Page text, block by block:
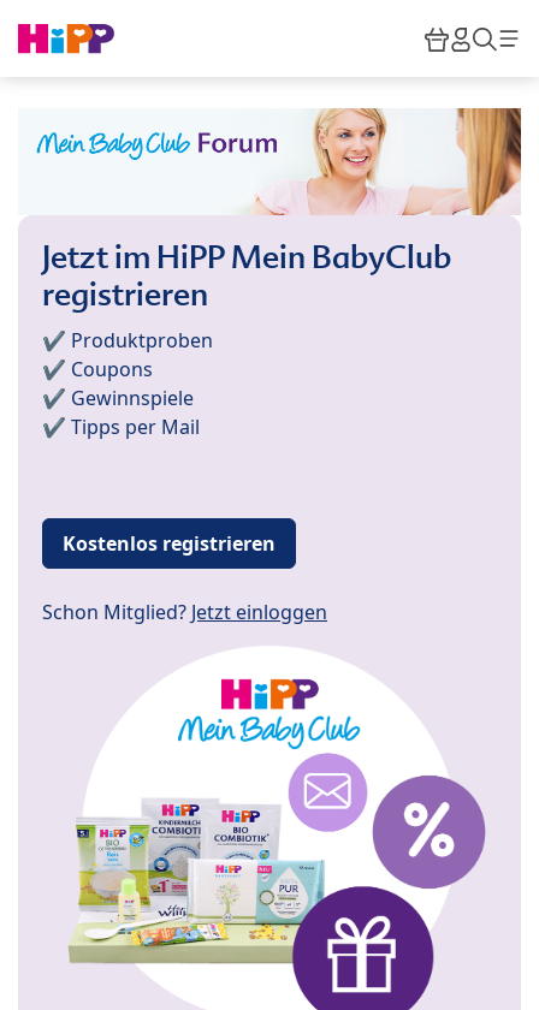
HiPP
Jetzt im HiPP Mein BabyClub
registrieren
✔️ Produktproben
✔️ Coupons
✔️ Gewinnspiele
✔️ Tipps per Mail
Kostenlos registrieren
Schon Mitglied? Jetzt einloggen